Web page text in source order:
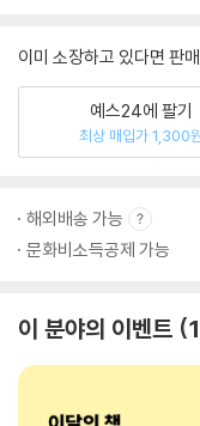
이미 소장하고 있다면 판
예스24에 팔기
최상 매입가 1,300
해외배송 가능
문화비소득공제 가능
이 분야의 이벤트